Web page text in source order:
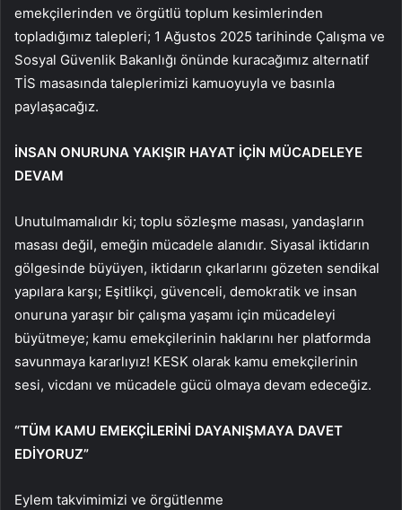
emekçilerinden ve örgütlü toplum kesimlerinden
topladığımız talepleri; 1 Ağustos 2025 tarihinde Çalışma ve
Sosyal Güvenlik Bakanlığı önünde kuracağımız alternatif
TİS masasında taleplerimizi kamuoyuyla ve basınla
paylaşacağız.
İNSAN ONURUNA YAKIŞIR HAYAT İÇİN MÜCADELEYE
DEVAM
Unutulmamalıdır ki; toplu sözleşme masası, yandaşların
masası değil, emeğin mücadele alanıdır. Siyasal iktidarın
gölgesinde büyüyen, iktidarın çıkarlarını gözeten sendikal
yapılara karşı; Eşitlikçi, güvenceli, demokratik ve insan
onuruna yaraşır bir çalışma yaşamı için mücadeleyi
büyütmeye; kamu emekçilerinin haklarını her platformda
savunmaya kararlıyız! KESK olarak kamu emekçilerinin
sesi, vicdanı ve mücadele gücü olmaya devam edeceğiz.
“TÜM KAMU EMEKÇİLERİNİ DAYANIŞMAYA DAVET
EDİYORUZ”
Eylem takvimimizi ve örgütlenme